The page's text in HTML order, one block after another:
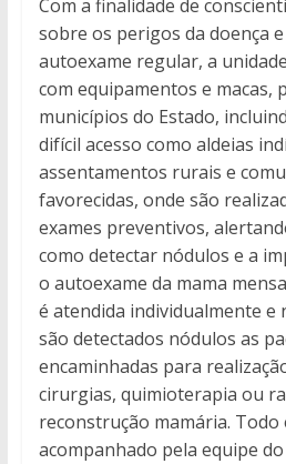
Com a finalidade de
sobre os perigos da doença
autoexame regular, a
com equipamentos e macas,
municípios do Estado,
difícil acesso como aldeias
assentamentos rurais e
favorecidas, onde são
exames preventivos,
como detectar nódulos e a
o autoexame da mama
é atendida individualmente e
são detectados nódulos as
encaminhadas para
cirurgias, quimioterapia ou
reconstrução mamária. Todo
acompanhado pela equipe